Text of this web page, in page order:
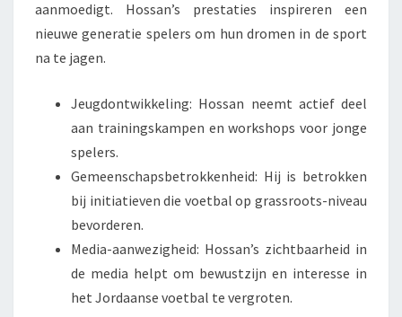
aanmoedigt. Hossan’s prestaties inspireren een
nieuwe generatie spelers om hun dromen in de sport
na te jagen.
Jeugdontwikkeling: Hossan neemt actief deel
aan trainingskampen en workshops voor jonge
spelers.
Gemeenschapsbetrokkenheid: Hij is betrokken
bij initiatieven die voetbal op grassroots-niveau
bevorderen.
Media-aanwezigheid: Hossan’s zichtbaarheid in
de media helpt om bewustzijn en interesse in
het Jordaanse voetbal te vergroten.